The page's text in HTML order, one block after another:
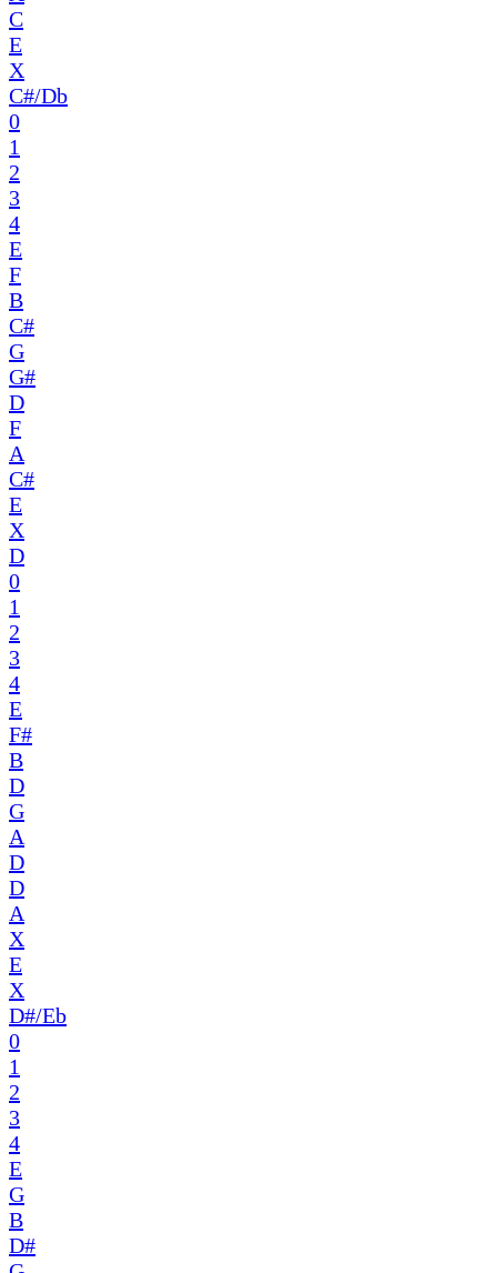
C
E
X
C#/Db
0
1
2
3
4
E
F
B
C#
G
G#
D
F
A
C#
E
X
D
0
1
2
3
4
E
F#
B
D
G
A
D
D
A
X
E
X
D#/Eb
0
1
2
3
4
E
G
B
D#